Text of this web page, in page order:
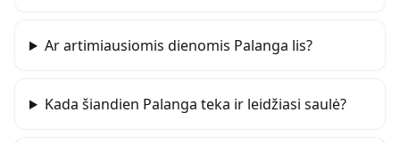
Ar artimiausiomis dienomis Palanga lis?
Kada šiandien Palanga teka ir leidžiasi saulė?